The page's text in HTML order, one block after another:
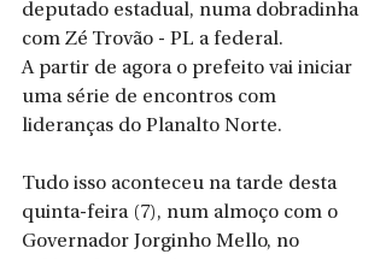
deputado estadual, numa dobradinha
com Zé Trovão - PL a federal.
A partir de agora o prefeito vai iniciar
uma série de encontros com
lideranças do Planalto Norte.
Tudo isso aconteceu na tarde desta
quinta-feira (7), num almoço com o
Governador Jorginho Mello, no